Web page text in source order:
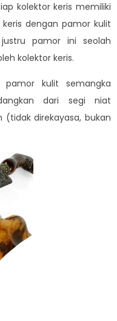
kolektor keris memiliki
dengan pamor kulit
pamor ini seolah
kolektor keris.
kulit semangka
dari segi niat
direkayasa, bukan